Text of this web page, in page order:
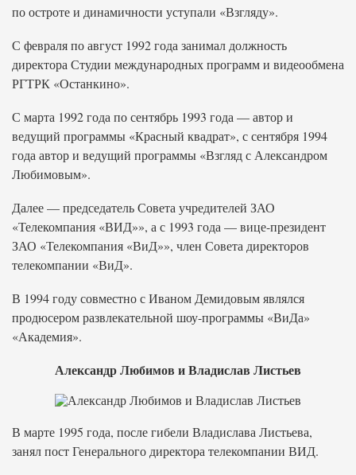
по остроте и динамичности уступали «Взгляду».
С февраля по август 1992 года занимал должность
директора Студии международных программ и видеообмена
РГТРК «Останкино».
С марта 1992 года по сентябрь 1993 года — автор и
ведущий программы «Красный квадрат», с сентября 1994
года автор и ведущий программы «Взгляд с Александром
Любимовым».
Далее — председатель Совета учредителей ЗАО
«Телекомпания «ВИД»», а с 1993 года — вице-президент
ЗАО «Телекомпания «ВиД»», член Совета директоров
телекомпании «ВиД».
В 1994 году совместно с Иваном Демидовым являлся
продюсером развлекательной шоу-программы «ВиДа»
«Академия».
Александр Любимов и Владислав Листьев
В марте 1995 года, после гибели Владислава Листьева,
занял пост Генерального директора телекомпании ВИД.